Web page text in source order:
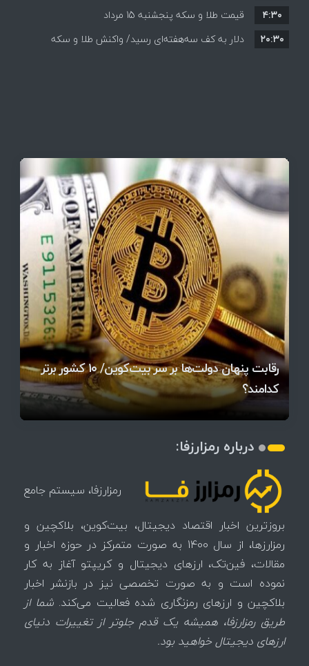
قیمت طلا و سکه پنجشنبه 15 مرداد
۴:۳۰
دلار به کف سه‌هفته‌ای رسید/ واکنش طلا و سکه
۲۰:۳۰
چرا سرعت تراکنش‌ها در اقتصاد دیجیتال اهمیت دارد؟
آخرین وضعیت بازار رمزارزها در جهان / مهم‌ترین
تهدید بیت‌کوین مشخص شد
اتفاق تاریخی در بازار رمزارزها / بیت‌کوین سبز شد
قیمت تتر، بیت‌کوین و اتریوم امروز دوشنبه ۵ مرداد
۱۴۰۵ | بیت‌کوین این مرز را از دست بدهد، همه‌چیز
تغییر می‌کند
رقابت پنهان دولت‌ها بر سر بیت‌کوین/ ۱۰ کشور برتر
کدامند؟
اتفاق مهم در بازار رمزارزها / بیت‌کوین وارد فاز تازه شد
تازه‌ترین رسوایی ارز دیجیتال؛ شکایت میلیاردی روی
میز / ۶۲۲ بیت‌کوین کجا رفت؟
بحران بدهی شرکت‌ها و خطر فروش اجباری میلیاردها
دلار بیت‌کوین
درباره رمزارزفا:
رمزارزفا، سیستم جامع
بروزترین اخبار اقتصاد دیجیتال، بیت‌کوین، بلاکچین و
رمزارزها، از سال 1400 به صورت متمرکز در حوزه اخبار و
مقالات، فین‌تک، ارزهای‌ دیجیتال و کریپتو آغاز به کار
نموده است و به صورت تخصصی نیز در بازنشر اخبار
بلاکچین و ارزهای رمزنگاری شده فعالیت می‌کند.شما از
طریق رمزارزفا، همیشه یک قدم جلوتر از تغییرات دنیای
ارزهای دیجیتال خواهید بود.